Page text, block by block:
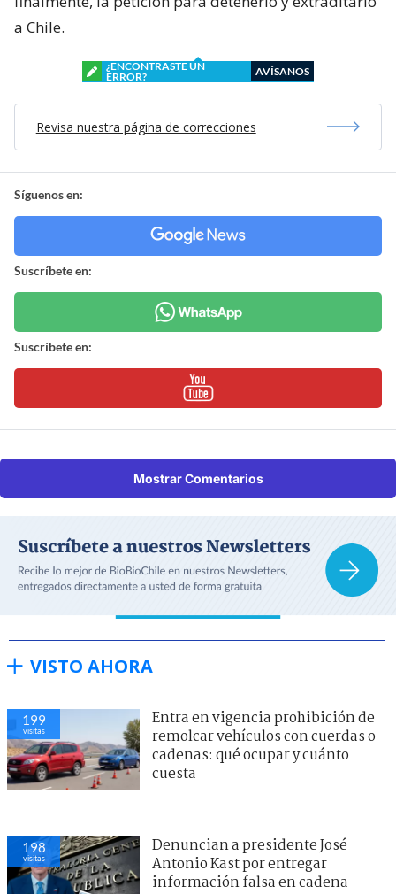
a Chile.
¿ENCONTRASTE UN
ERROR?
AVÍSANOS
Revisa nuestra página de correcciones
Síguenos en:
Suscríbete en:
Suscríbete en:
Mostrar Comentarios
VISTO AHORA
199
visitas
Entra en vigencia prohibición de
remolcar vehículos con cuerdas o
cadenas: qué ocupar y cuánto
cuesta
198
visitas
Denuncian a presidente José
Antonio Kast por entregar
información falsa en cadena